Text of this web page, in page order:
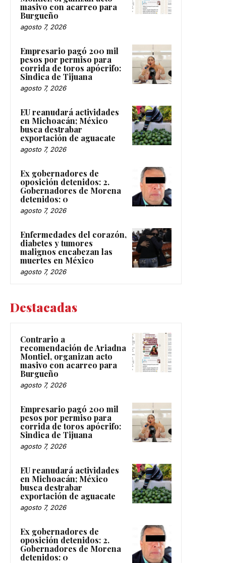
masivo con acarreo para
Burgueño
agosto 7, 2026
Empresario pagó 200 mil
pesos por permiso para
corrida de toros apócrifo:
Sindica de Tijuana
agosto 7, 2026
EU reanudará actividades
en Michoacán; México
busca destrabar
exportación de aguacate
agosto 7, 2026
Ex gobernadores de
oposición detenidos: 2.
Gobernadores de Morena
detenidos: 0
agosto 7, 2026
Enfermedades del corazón,
diabetes y tumores
malignos encabezan las
muertes en México
agosto 7, 2026
Destacadas
Contrario a
recomendación de Ariadna
Montiel, organizan acto
masivo con acarreo para
Burgueño
agosto 7, 2026
Empresario pagó 200 mil
pesos por permiso para
corrida de toros apócrifo:
Sindica de Tijuana
agosto 7, 2026
EU reanudará actividades
en Michoacán; México
busca destrabar
exportación de aguacate
agosto 7, 2026
Ex gobernadores de
oposición detenidos: 2.
Gobernadores de Morena
detenidos: 0